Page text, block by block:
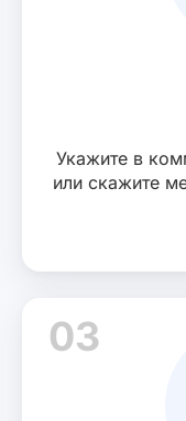
Укажите в
или скажите
03